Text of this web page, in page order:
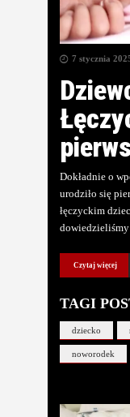
7 stycznia
Dokładnie o
urodziło się
łęczyckim
Czytaj więcej
TAGI
dziecko
noworodek